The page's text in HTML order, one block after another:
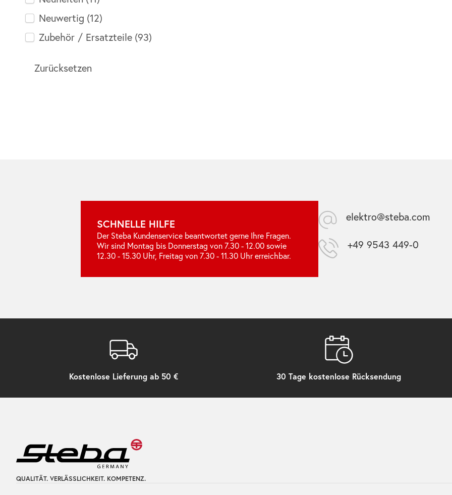
Neuwertig (12)
Zubehör / Ersatzteile (93)
SCHNELLE HILFE
Der Steba Kundenservice beantwortet gerne Ihre Fragen.
Wir sind Montag bis Donnerstag von 7.30 - 12.00 sowie
12.30 - 15.30 Uhr, Freitag von 7.30 - 11.30 Uhr erreichbar.
elektro@steba.com
+49 9543 449-0
Kostenlose Lieferung ab 50 € 30 Tage kostenlose Rücksendung
QUALITÄT. VERLÄSSLICHKEIT. KOMPETENZ.